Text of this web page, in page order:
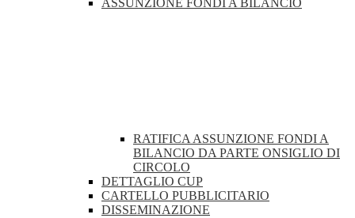
ASSUNZIONE FONDI A BILANCIO
RATIFICA ASSUNZIONE FONDI A
BILANCIO DA PARTE ONSIGLIO DI
CIRCOLO
DETTAGLIO CUP
CARTELLO PUBBLICITARIO
DISSEMINAZIONE